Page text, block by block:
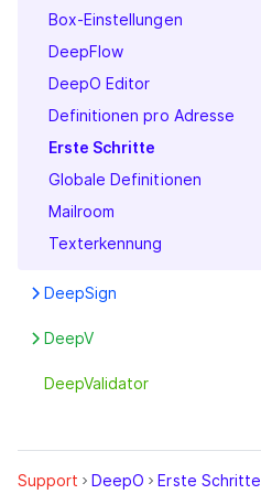
Preise
Rechnungen
Rechtliches
Sicherheit
Box-Einstellungen
DeepFlow
DeepO Editor
Definitionen pro Adresse
Erste Schritte
Globale Definitionen
Mailroom
Texterkennung
DeepSign
Siegel
DeepV
DeepValidator
Support DeepO Erste Schritte